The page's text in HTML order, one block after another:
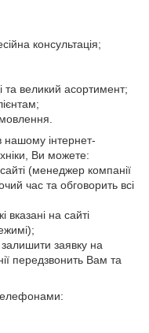
консультація;
та великий асортимент;
інтернет-
Ви можете:
(менеджер компанії
час та обговорить всі
на сайті
заявку на
передзвонить Вам та